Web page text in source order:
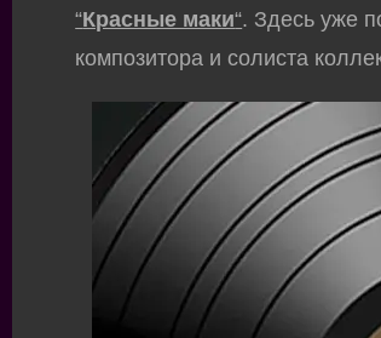
“Красные маки“. Здесь уже
композитора и солиста